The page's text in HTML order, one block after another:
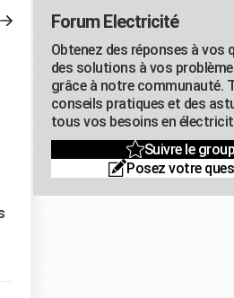
Forum Electricité
Obtenez des réponses à vos
des solutions à vos
grâce à notre communauté.
conseils pratiques et des
tous vos besoins en
Suivre le
Posez votre